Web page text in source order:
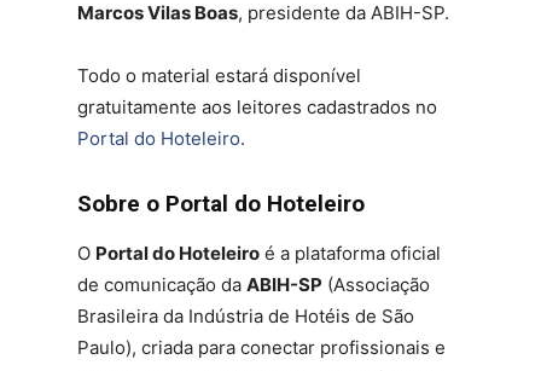
Marcos Vilas Boas, presidente da ABIH-SP.
Todo o material estará disponível
gratuitamente aos leitores cadastrados no
Portal do Hoteleiro.
Sobre o Portal do Hoteleiro
O Portal do Hoteleiro é a plataforma oficial
de comunicação da ABIH-SP (Associação
Brasileira da Indústria de Hotéis de São
Paulo), criada para conectar profissionais e